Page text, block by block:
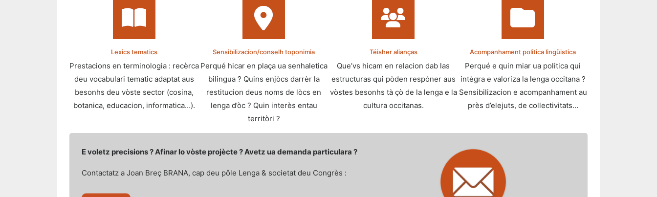
Lexics tematics
Prestacions en terminologia : recèrca
deu vocabulari tematic adaptat aus
besonhs deu vòste sector (cosina,
botanica, educacion, informatica…).
Sensibilizacion/conselh toponimia
Perqué hicar en plaça ua senhaletica
bilingua ? Quins enjòcs darrèr la
restitucion deus noms de lòcs en
lenga d’òc ? Quin interès entau
territòri ?
Téisher alianças
Que’vs hicam en relacion dab las
estructuras qui pòden respóner aus
vòstes besonhs tà çò de la lenga e la
cultura occitanas.
Acompanhament politica lingüistica
Perqué e quin miar ua politica qui
intègra e valoriza la lenga occitana ?
Sensibilizacion e acompanhament au
près d’elejuts, de collectivitats…
E voletz precisions ? Afinar lo vòste projècte ? Avetz ua demanda particulara ?
Contactatz a Joan Breç BRANA, cap deu pôle Lenga & societat deu Congrès :